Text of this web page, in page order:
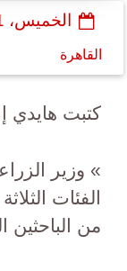
الخميس، 21 مايو 2026
القاهرة
كتبت هايدي
» وزير
الفئات
من الباحثين